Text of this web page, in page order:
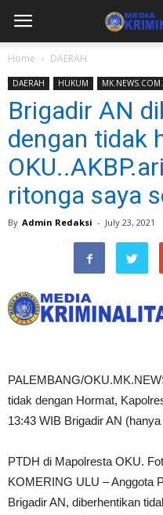
Home DAERAH
DAERAH HUKUM
Brigadir AN
dengan tidak
ritonga saya
By Admin Redaksi - July 23, 2021
PALEMBANG/
tidak dengan Hormat,
13:43 WIB Brigadir AN (hanya
PTDH di Mapolresta OKU.
KOMERING ULU – Anggota
Brigadir AN, diberhentikan